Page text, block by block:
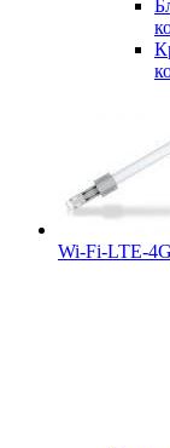
Wi-Fi-LTE-